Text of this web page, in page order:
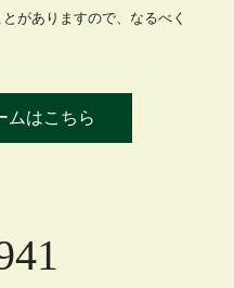
がありますので、なるべく
ムはこちら